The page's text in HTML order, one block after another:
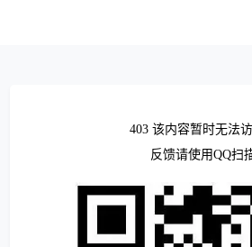
403 该内容暂时无法
反馈请使用QQ扫